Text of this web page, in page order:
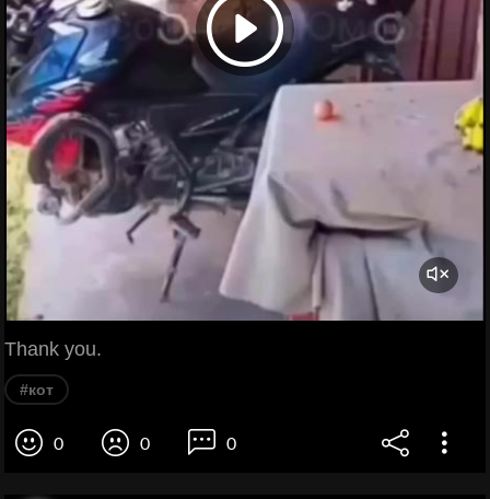
Thank you.
#кот
0 0 0